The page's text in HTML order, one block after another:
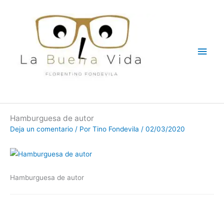
Hamburguesa de autor
Deja un comentario / Por Tino Fondevila / 02/03/2020
Hamburguesa de autor